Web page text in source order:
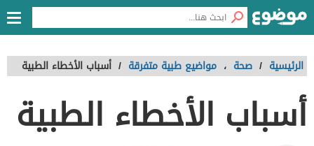
الرئيسية / صحة ، مواضيع طبية متفرقة / أسباب الأخطاء الطبية
أسباب الأخطاء الطبية